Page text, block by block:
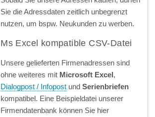
Sie die Adressdaten zeitlich unbegrenzt
nutzen, um bspw. Neukunden zu werben.
Ms Excel kompatible CSV-Datei
Unsere gelieferten Firmenadressen sind
ohne weiteres mit Microsoft Excel,
Dialogpost / Infopost undSerienbriefen
kompatibel. Eine Beispieldatei unserer
Firmendatenbank können Sie hier